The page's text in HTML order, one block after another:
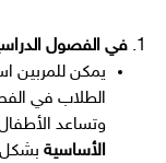
في الفصول
يمكن للمربين
الطلاب في
وتساعد
الأساسية